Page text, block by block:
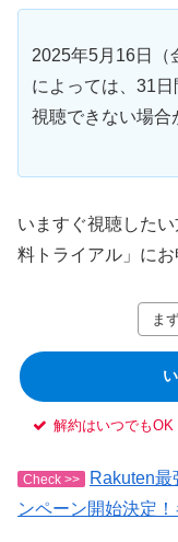
2025年5月16日（
によっては、31
視聴できない場合
いますぐ視聴した
料トライアル」にお
ま
解約はいつでもOK
Check >>
Rakuten
ンペーン開始決定